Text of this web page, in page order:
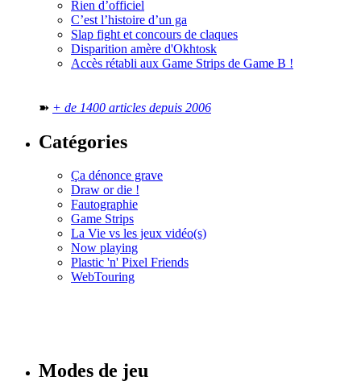
Rien d’officiel
C’est l’histoire d’un ga
Slap fight et concours de claques
Disparition amère d'Okhtosk
Accès rétabli aux Game Strips de Game B !
➽ + de 1400 articles depuis 2006
Catégories
Ça dénonce grave
Draw or die !
Fautographie
Game Strips
La Vie vs les jeux vidéo(s)
Now playing
Plastic 'n' Pixel Friends
WebTouring
Modes de jeu